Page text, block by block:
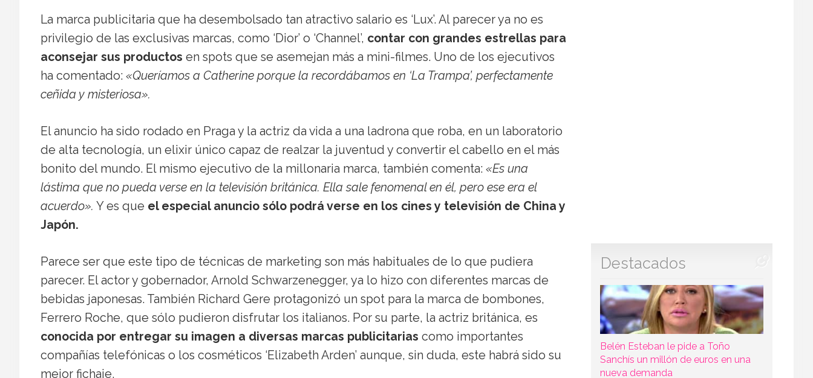
La marca publicitaria que ha desembolsado tan atractivo salario es ‘Lux’. Al parecer ya no es
privilegio de las exclusivas marcas, como ‘Dior’ o ‘Channel’, contar con grandes estrellas para
aconsejar sus productos en spots que se asemejan más a mini-filmes. Uno de los ejecutivos
ha comentado: «Queríamos a Catherine porque la recordábamos en ‘La Trampa’, perfectamente
ceñida y misteriosa».
El anuncio ha sido rodado en Praga y la actriz da vida a una ladrona que roba, en un laboratorio
de alta tecnología, un elixir único capaz de realzar la juventud y convertir el cabello en el más
bonito del mundo. El mismo ejecutivo de la millonaria marca, también comenta: «Es una
lástima que no pueda verse en la televisión británica. Ella sale fenomenal en él, pero ese era el
acuerdo». Y es que el especial anuncio sólo podrá verse en los cines y televisión de China y
Japón.
Parece ser que este tipo de técnicas de marketing son más habituales de lo que pudiera
parecer. El actor y gobernador, Arnold Schwarzenegger, ya lo hizo con diferentes marcas de
bebidas japonesas. También Richard Gere protagonizó un spot para la marca de bombones,
Ferrero Roche, que sólo pudieron disfrutar los italianos. Por su parte, la actriz británica, es
conocida por entregar su imagen a diversas marcas publicitarias como importantes
compañías telefónicas o los cosméticos ‘Elizabeth Arden’ aunque, sin duda, este habrá sido su
mejor fichaje.
Destacados
Belén Esteban le pide a Toño
Sanchís un millón de euros en una
nueva demanda